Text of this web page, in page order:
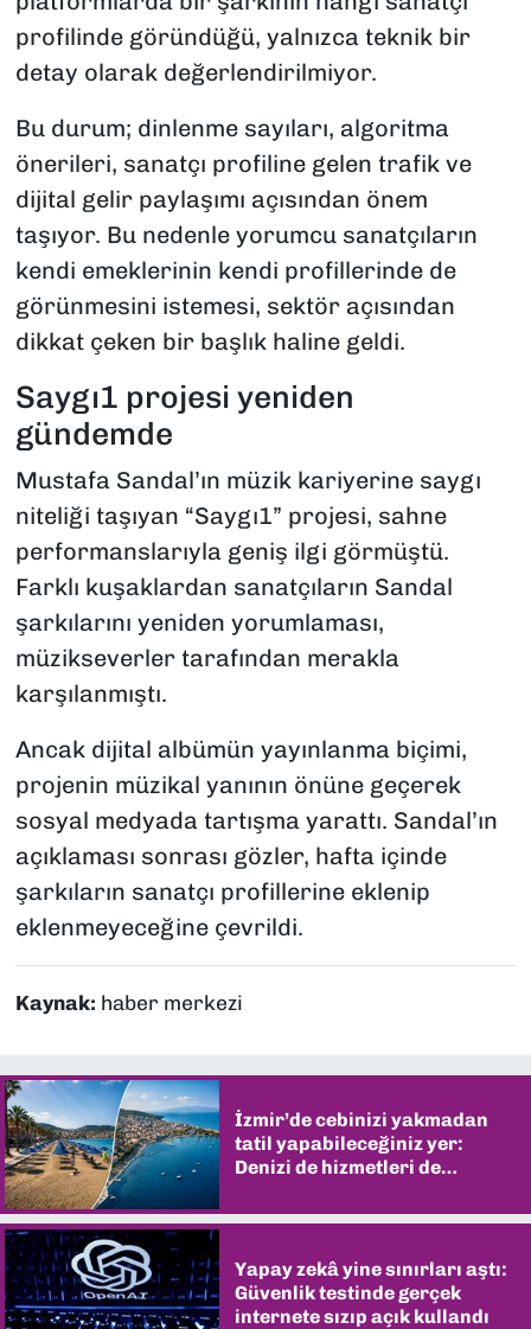
profilinde göründüğü, yalnızca teknik bir
detay olarak değerlendirilmiyor.
Bu durum; dinlenme sayıları, algoritma
önerileri, sanatçı profiline gelen trafik ve
dijital gelir paylaşımı açısından önem
taşıyor. Bu nedenle yorumcu sanatçıların
kendi emeklerinin kendi profillerinde de
görünmesini istemesi, sektör açısından
dikkat çeken bir başlık haline geldi.
Saygı1 projesi yeniden
gündemde
Mustafa Sandal’ın müzik kariyerine saygı
niteliği taşıyan “Saygı1” projesi, sahne
performanslarıyla geniş ilgi görmüştü.
Farklı kuşaklardan sanatçıların Sandal
şarkılarını yeniden yorumlaması,
müzikseverler tarafından merakla
karşılanmıştı.
Ancak dijital albümün yayınlanma biçimi,
projenin müzikal yanının önüne geçerek
sosyal medyada tartışma yarattı. Sandal’ın
açıklaması sonrası gözler, hafta içinde
şarkıların sanatçı profillerine eklenip
eklenmeyeceğine çevrildi.
Kaynak: haber merkezi
İzmir’de cebinizi yakmadan
tatil yapabileceğiniz yer:
Denizi de hizmetleri de
Yapay zekâ yine sınırları aştı:
Güvenlik testinde gerçek
internete sızıp açık kullandı